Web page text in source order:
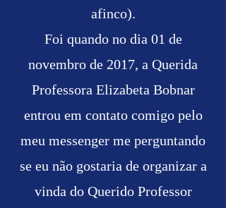
afinco).
Foi quando no dia 01 de
novembro de 2017, a Querida
Professora Elizabeta Bobnar
entrou em contato comigo pelo
meu messenger me perguntando
se eu não gostaria de organizar a
vinda do Querido Professor